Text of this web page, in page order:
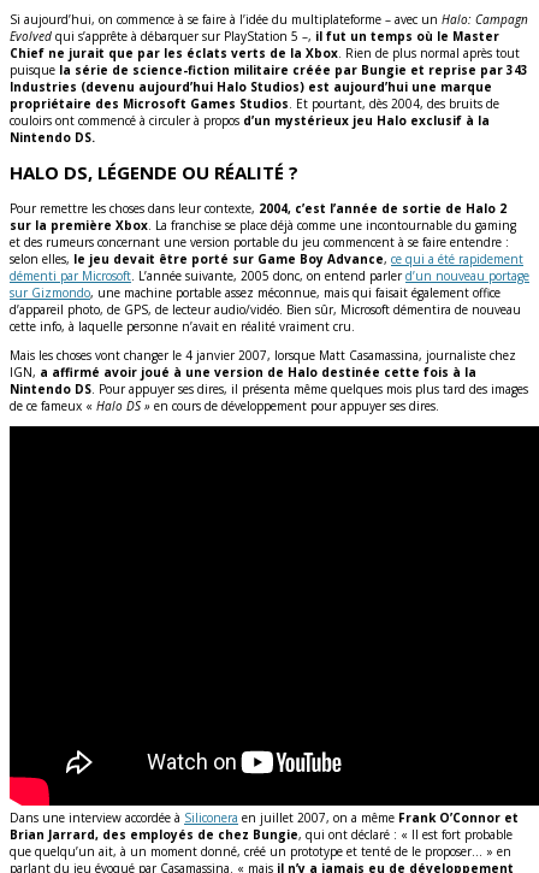
Si aujourd’hui, on commence à se faire à l’idée du multiplateforme – avec un Halo: Campagn
Evolved qui s’apprête à débarquer sur PlayStation 5 –, il fut un temps où le Master
Chief ne jurait que par les éclats verts de la Xbox . Rien de plus normal après tout
puisque la série de science-fiction militaire créée par Bungie et reprise par 343
Industries (devenu aujourd’hui Halo Studios) est aujourd’hui une marque
propriétaire des Microsoft Games Studios . Et pourtant, dès 2004, des bruits de
couloirs ont commencé à circuler à propos d’un mystérieux jeu Halo exclusif à la
Nintendo DS.
HALO DS, LÉGENDE OU RÉALITÉ ?
Pour remettre les choses dans leur contexte, 2004, c’est l’année de sortie de Halo 2
sur la première Xbox . La franchise se place déjà comme une incontournable du gaming
et des rumeurs concernant une version portable du jeu commencent à se faire entendre :
selon elles, le jeu devait être porté sur Game Boy Advance, ce qui a été rapidement
démenti par Microsoft . L’année suivante, 2005 donc, on entend parlerd’un nouveau portage
sur Gizmondo, une machine portable assez méconnue, mais qui faisait également office
d’appareil photo, de GPS, de lecteur audio/vidéo. Bien sûr, Microsoft démentira de nouveau
cette info, à laquelle personne n’avait en réalité vraiment cru.
Mais les choses vont changer le 4 janvier 2007, lorsque Matt Casamassina, journaliste chez
IGN, a affirmé avoir joué à une version de Halo destinée cette fois à la
Nintendo DS . Pour appuyer ses dires, il présenta même quelques mois plus tard des images
de ce fameux « Halo DS » en cours de développement pour appuyer ses dires.
Dans une interview accordée à Siliconera en juillet 2007, on a même Frank O’Connor et
Brian Jarrard, des employés de chez Bungie, qui ont déclaré : « Il est fort probable
que quelqu’un ait, à un moment donné, créé un prototype et tenté de le proposer… » en
parlant du jeu évoqué par Casamassina. « mais il n’y a jamais eu de développement